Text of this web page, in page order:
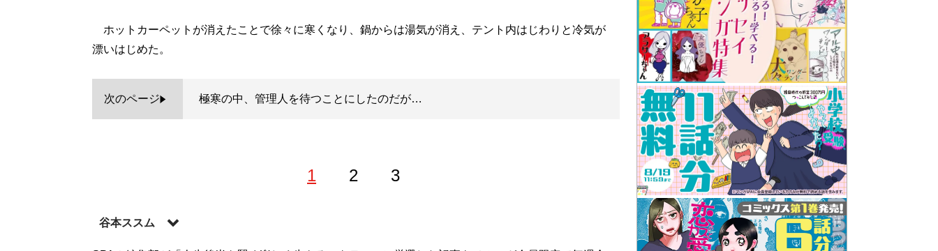
ホットカーペットが消えたことで徐々に寒くなり、鍋からは湯気が消え、テント内はじわりと冷気が
漂いはじめた。
次のページ 極寒の中、管理人を待つことにしたのだが…
1 2 3
谷本ススム